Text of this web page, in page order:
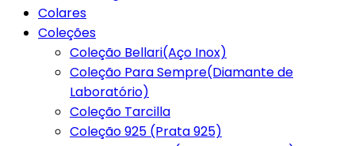
Colares
Coleções
Coleção Bellari(Aço Inox)
Coleção Para Sempre(Diamante de
Laboratório)
Coleção Tarcilla
Coleção 925 (Prata 925)